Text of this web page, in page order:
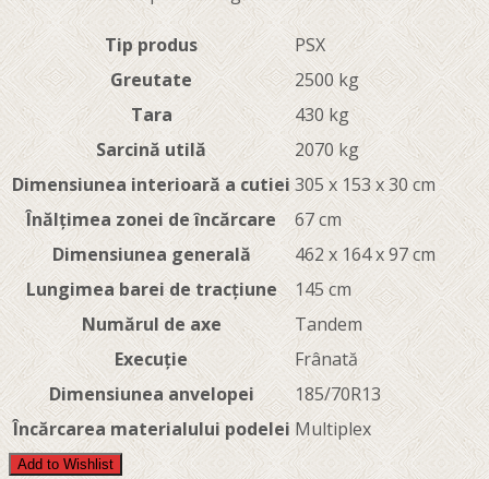
Tip produs
PSX
Greutate
2500 kg
Tara
430 kg
Sarcină utilă
2070 kg
Dimensiunea interioară a cutiei305 x 153 x 30 cm
Înălțimea zonei de încărcare
67 cm
Dimensiunea generală
462 x 164 x 97 cm
Lungimea barei de tracțiune
145 cm
Numărul de axe
Tandem
Execuție
Frânată
Dimensiunea anvelopei
185/70R13
Încărcarea materialului podelei Multiplex
Add to Wishlist